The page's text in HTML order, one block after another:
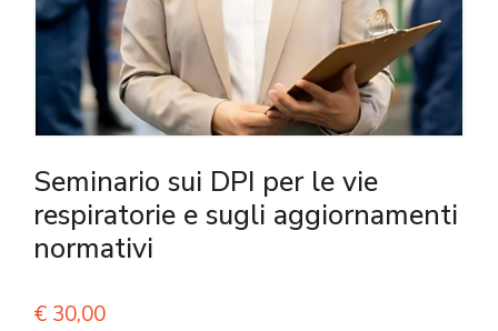
Seminario sui DPI per le vie
respiratorie e sugli aggiornamenti
normativi
€ 30,00